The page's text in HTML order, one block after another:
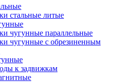
стальные литые
чугунные параллельные
чугунные с обрезиненным
к задвижкам